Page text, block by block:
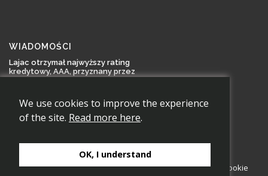
We use cookies to improve the experience
of the site. Read more here.
OK, I understand
WIADOMOŚCI
Lajac otrzymał najwyższy rating
kredytowy, AAA, przyznany przez
posiada tylko kilk... Czytaj dalej
Copyright 2026 Lajac AB., Wszystkie prawa zastrzeżone. Cookie